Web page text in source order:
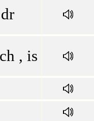
, is